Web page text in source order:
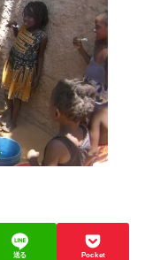
送る Pocket